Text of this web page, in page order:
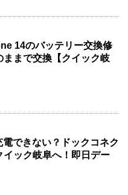
14のバッテリー交換修
ままで交換【クイック岐
できない？ドックコネク
イック岐阜へ！即日デー